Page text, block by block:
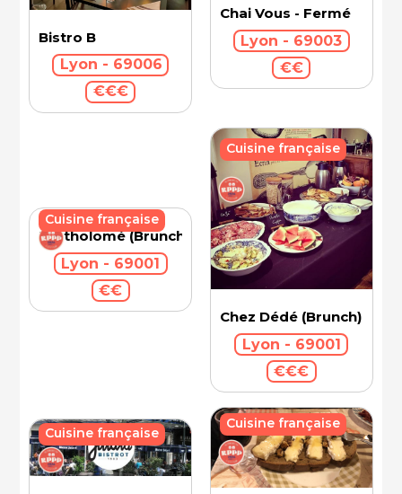
Bistro B
Lyon - 69006
€€€
Chai Vous - Fermé
Lyon - 69003
€€
Bartholomé (Brunch)
Lyon - 69001
€€
Cuisine française
Chez Dédé (Brunch)
Lyon - 69001
€€€
Cuisine française
Cuisine française
Cuisine française